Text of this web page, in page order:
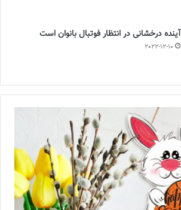
آینده درخشانی در انتظار فوتبال بانوان است
2022-12-10